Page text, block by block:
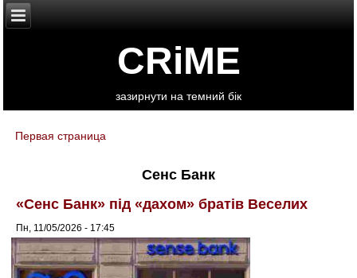
CRiME
зазирнути на темний бік
You are here
Первая страница
Сенс Банк
«Сенс Банк» під «дахом» братів Веселих
Пн, 11/05/2026 - 17:45